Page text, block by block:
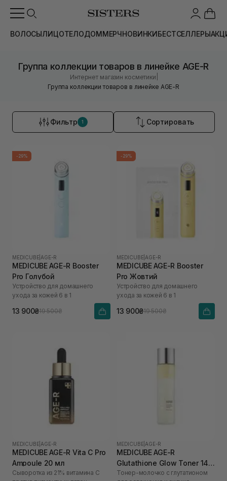
ВОЛОСЫЛИЦОТЕЛОДОММЕРЧНОВИНКИБЕСТСЕЛЛЕРЫ
Группа коллекции товаров в линейке AGE-R
Интернет магазин косметики
Группа коллекции товаров в линейке AGE-R
Фильтр 1 Сортировать
-29%
MEDICUBE AGE-R
MEDICUBE AGE-R Booster
Pro Голубой
Устройство для домашнего
ухода за кожей 6 в 1
13 900₴19 500₴
-29%
MEDICUBE AGE-R
MEDICUBE AGE-R Booster
Pro Жовтий
Устройство для домашнего
ухода за кожей 6 в 1
13 900₴19 500₴
MEDICUBE AGE-R
MEDICUBE AGE-R Vita C Pro
Ampoule 20 мл
Сыворотка из 21% витамина С
MEDICUBE AGE-R
MEDICUBE AGE-R
Glutathione Glow Toner 140
мл
Тонер-молочко с глутатионом